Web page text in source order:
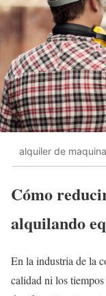
alquiler de
Cómo
alquilando
En la industria de la
calidad ni los